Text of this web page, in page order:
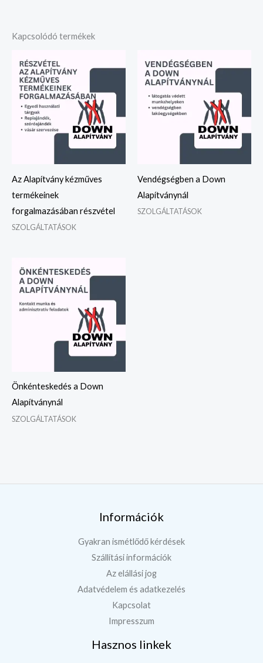
Kapcsolódó termékek
Az Alapítvány kézműves
termékeinek
forgalmazásában részvétel
SZOLGÁLTATÁSOK
Vendégségben a Down
Alapítványnál
SZOLGÁLTATÁSOK
Önkénteskedés a Down
Alapítványnál
SZOLGÁLTATÁSOK
Információk
Gyakran ismétlődő kérdések
Szállítási információk
Az elállási jog
Adatvédelem és adatkezelés
Kapcsolat
Impresszum
Hasznos linkek